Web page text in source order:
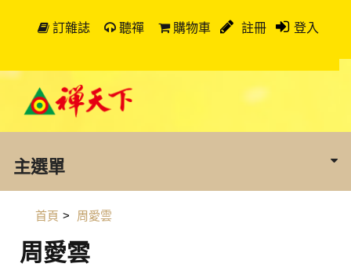
訂雜誌 聽禪 購物車 註冊 登入
主選單
首頁 > 周愛雲
周愛雲